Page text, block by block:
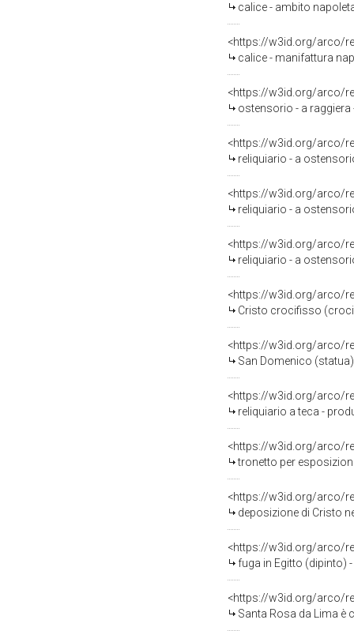
calice - ambito
<https://w3id.org/arco/
calice - manifattura
<https://w3id.org/arco/
ostensorio - a raggiera
<https://w3id.org/arco/
reliquiario - a
<https://w3id.org/arco/
reliquiario - a
<https://w3id.org/arco/
reliquiario - a
<https://w3id.org/arco/
Cristo crocifisso
<https://w3id.org/arco/
San Domenico
<https://w3id.org/arco/
reliquiario a teca -
<https://w3id.org/arco/
tronetto per
<https://w3id.org/arco/
deposizione di Cristo
<https://w3id.org/arco/
fuga in Egitto (dipinto)
<https://w3id.org/arco/
Santa Rosa da Lima è